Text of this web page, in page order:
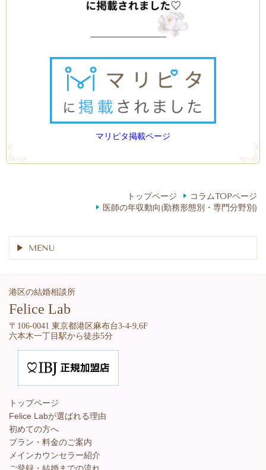
マリピタ掲載ページ
トップページ
コラムTOPページ
医師の年収動向(勤務形態別・専門分野別)
MENU
港区の結婚相談所
Felice Lab
〒106-0041 東京都港区麻布台3-4-9,6F
六本木一丁目駅から徒歩5分
トップページ
Felice Labが選ばれる理由
初めての方へ
プラン・料金のご案内
メインカウンセラー紹介
ご登録・結婚までの流れ